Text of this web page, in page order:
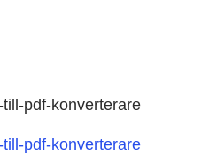
pdf-konverterare
pdf-konverterare